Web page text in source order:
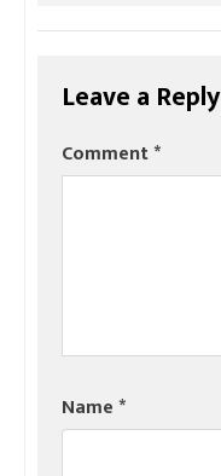
Leave a Reply
Comment*
Name*